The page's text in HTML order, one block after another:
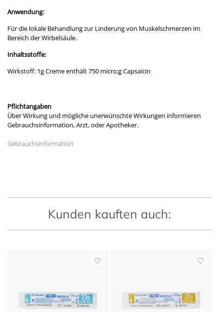
Anwendung:
Für die lokale Behandlung zur Linderung von Muskelschmerzen im
Bereich der Wirbelsäule.
Inhaltsstoffe:
Wirkstoff: 1g Creme enthält 750 micro;g Capsaicin
Pflichtangaben
Über Wirkung und mögliche unerwünschte Wirkungen informieren
Gebrauchsinformation, Arzt, oder Apotheker.
Gebrauchsinformation
Kunden kauften auch: